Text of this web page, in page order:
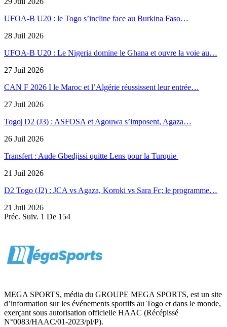
UFOA-B U20 : le Togo s’incline face au Burkina Faso…
28 Juil 2026
UFOA-B U20 : Le Nigeria domine le Ghana et ouvre la voie au…
27 Juil 2026
CAN F 2026 I le Maroc et l’Algérie réussissent leur entrée…
27 Juil 2026
Togo| D2 (J3) : ASFOSA et Agouwa s’imposent, Agaza…
26 Juil 2026
Transfert : Aude Gbedjissi quitte Lens pour la Turquie
21 Juil 2026
D2 Togo (J2) : JCA vs Agaza, Koroki vs Sara Fc; le programme…
21 Juil 2026
Préc. Suiv. 1 De 154
MEGA SPORTS, média du GROUPE MEGA SPORTS, est un site
d’information sur les événements sportifs au Togo et dans le monde,
exerçant sous autorisation officielle HAAC (Récépissé
N°0083/HAAC/01-2023/pl/P).